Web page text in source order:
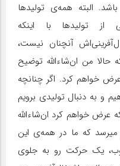
البته همه‌ی تولیدها
از تولیدها با اینکه
آنچنان نیست،
من ان‌شاءالله توضیح
خواهم کرد. اگر چنانچه
و به دنبال تولیدی برویم
عرض خواهم کرد ان‌شاءالله
میرسد که ما در همه‌ی این
یک حرکت رو به جلوی